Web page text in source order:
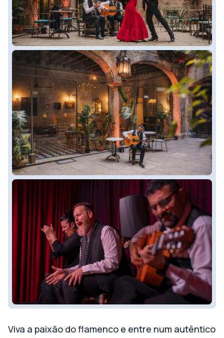
Viva a paixão do flamenco e entre num autêntico